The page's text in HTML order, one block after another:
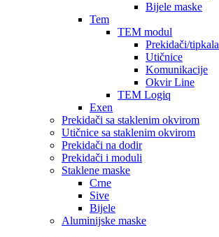
Bijele maske
Tem
TEM modul
Prekidači/tipkala
Utičnice
Komunikacije
Okvir Line
TEM Logiq
Exen
Prekidači sa staklenim okvirom
Utičnice sa staklenim okvirom
Prekidači na dodir
Prekidači i moduli
Staklene maske
Crne
Sive
Bijele
Aluminijske maske